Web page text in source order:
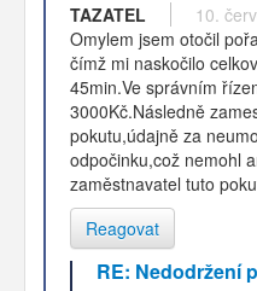
TAZATEL
10.
Omylem jsem otočil
čímž mi naskočilo
45min.Ve správním
3000Kč.Následně
pokutu,údajně za
odpočinku,což nemohl
zaměstnavatel tuto
Reagovat
RE: Nedodržení